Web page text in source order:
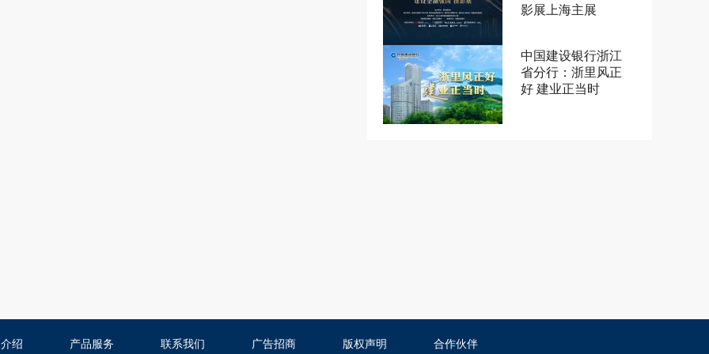
影展上海主展
中国建设银行浙江
省分行：浙里风正
好 建业正当时
绍 产品服务 联系我们 广告招商 版权声明 合作伙伴